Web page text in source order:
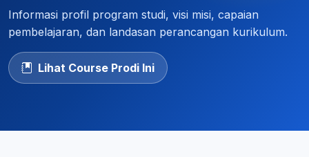
Informasi profil program studi, visi misi, capaian
pembelajaran, dan landasan perancangan kurikulum.
Lihat Course Prodi Ini